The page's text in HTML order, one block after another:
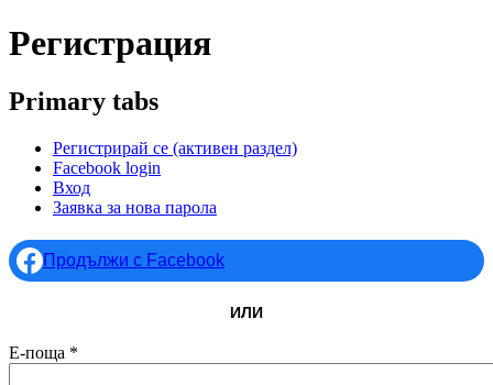
Регистрация
Primary tabs
Регистрирай се (активен раздел)
Facebook login
Вход
Заявка за нова парола
Продължи с Facebook
ИЛИ
Е-поща *